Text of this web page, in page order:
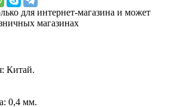
для интернет-магазина и может
магазинах
Китай.
0,4 мм.